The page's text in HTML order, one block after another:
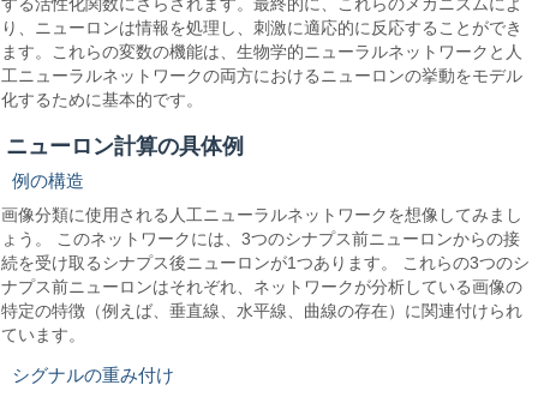
り、ニューロンは情報を処理し、刺激に適応的に反応することができ
ます。これらの変数の機能は、生物学的ニューラルネットワークと人
工ニューラルネットワークの両方におけるニューロンの挙動をモデル
化するために基本的です。
ニューロン計算の具体例
例の構造
画像分類に使用される人工ニューラルネットワークを想像してみまし
ょう。 このネットワークには、3つのシナプス前ニューロンからの接
続を受け取るシナプス後ニューロンが1つあります。 これらの3つのシ
ナプス前ニューロンはそれぞれ、ネットワークが分析している画像の
特定の特徴（例えば、垂直線、水平線、曲線の存在）に関連付けられ
ています。
シグナルの重み付け